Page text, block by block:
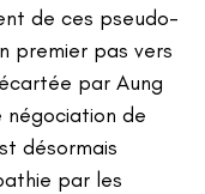
de ces pseudo-
premier pas vers
par Aung
négociation de
désormais
par les